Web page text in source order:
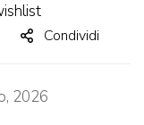
Condividi
2026